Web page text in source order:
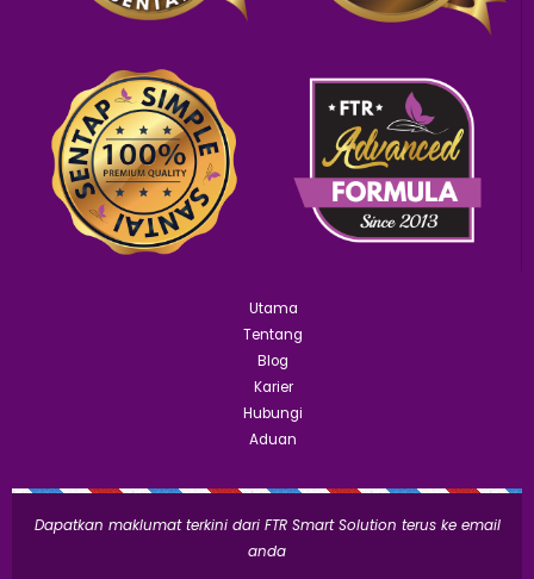
Utama
Tentang
Blog
Karier
Hubungi
Aduan
Dapatkan maklumat terkini dari FTR Smart Solution terus ke email
anda